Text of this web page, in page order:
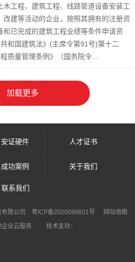
木工程、建筑工程、线路管道设备安装工
改建等活动的企业，按照其拥有的注册资
和已完成的建筑工程业绩等条件申请资
和国建筑法》(主席令第91号)第十二
质量管理条例》（国务院令...
安证硬件 人才证书
成功案例 关于我们
联系我们
限公司 粤ICP备2020098601号
网站地图
业云服务
技术支持：